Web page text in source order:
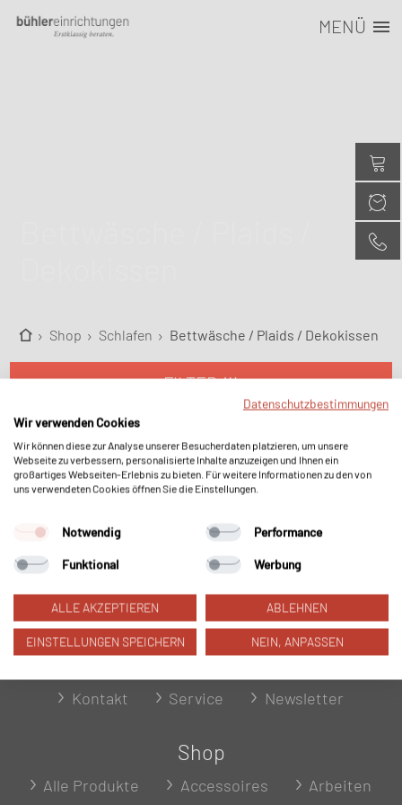
MENÜ
Shop Schlafen Bettwäsche / Plaids / Dekokissen
FILTER
Zurzeit sind in dieser Kategorie keine
Produkte vorhanden.
Kontakt Service Newsletter
Shop
Alle Produkte Accessoires Arbeiten
Datenschutzbestimmungen
Wir verwenden Cookies
Wir können diese zur Analyse unserer Besucherdaten platzieren, um unsere
Webseite zu verbessern, personalisierte Inhalte anzuzeigen und Ihnen ein
großartiges Webseiten-Erlebnis zu bieten. Für weitere Informationen zu den von
uns verwendeten Cookies öffnen Sie die Einstellungen.
Notwendig Performance
Funktional Werbung
ALLE AKZEPTIEREN ABLEHNEN
EINSTELLUNGEN SPEICHERN NEIN, ANPASSEN